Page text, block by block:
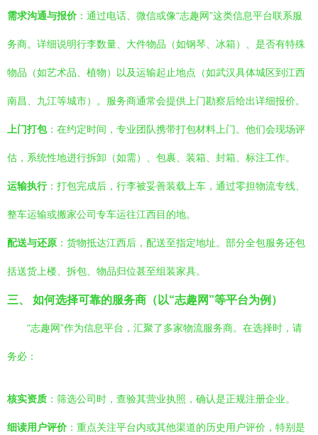
需求沟通与报价 ：通过电话、微信或像“志趣网”这类信息平台联系服
务商。详细说明行李数量、大件物品（如钢琴、冰箱）、是否有特殊
物品（如艺术品、植物）以及运输起止地点（如武汉具体城区到江西
南昌、九江等城市）。服务商通常会提供上门勘察后给出详细报价。
上门打包：在约定时间，专业团队携带打包材料上门。他们会现场评
估，系统性地进行拆卸（如需）、包裹、装箱、封箱、标注工作。
运输执行：打包完成后，行李被妥善装载上车，通过零担物流专线、
整车运输或搬家公司专车运往江西目的地。
配送与还原 ：货物抵达江西后，配送至指定地址。部分全包服务还包
括送货上楼、拆包、物品归位甚至组装家具。
三、 如何选择可靠的服务商（以“志趣网”等平台为例）
“志趣网”作为信息平台，汇聚了多家物流服务商。在选择时，请
务必：
核实资质 ：筛选公司时，查验其营业执照，确认是正规注册企业。
细读用户评价 ：重点关注平台内或其他渠道的历史用户评价，特别是